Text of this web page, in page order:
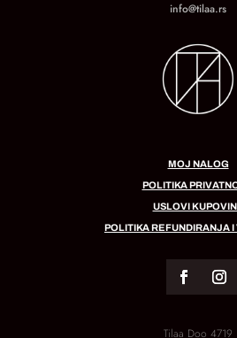
info@tilaa.rs
MOJ NALOG
POLITIKA
USLOVI
POLITIKA REFUNDIRANJA
Tilaa Doo 4719